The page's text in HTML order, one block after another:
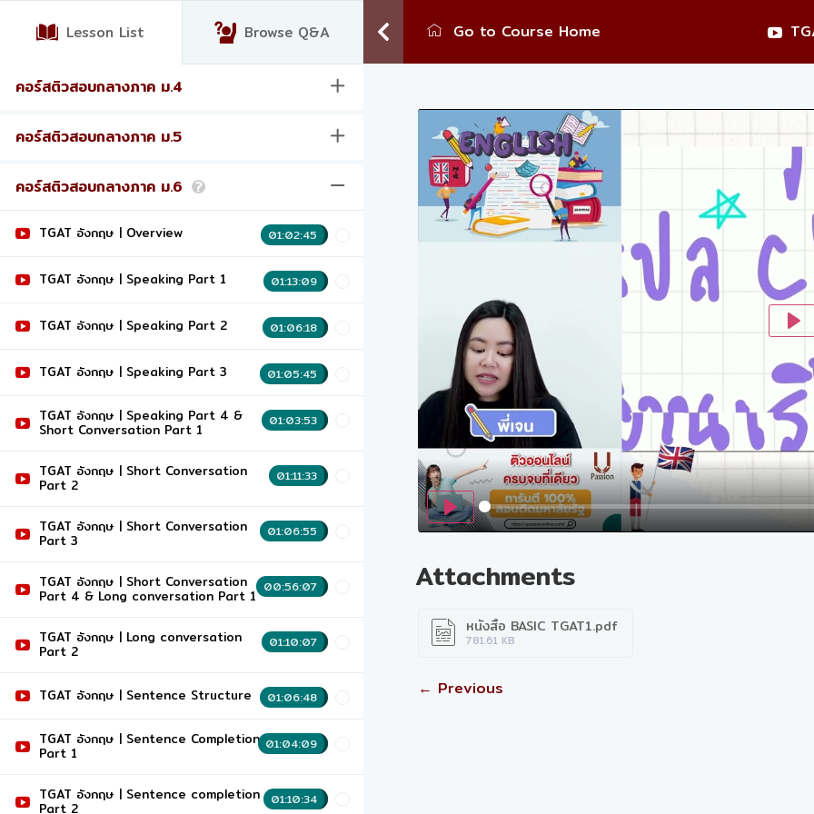
Lesson List Browse Q&A
คอร์สติวสอบกลางภาค ม.4
คอร์สติวสอบกลางภาค ม.5
คอร์สติวสอบกลางภาค ม.6 ?
TGAT อังกฤษ | Overview 01:02:45
TGAT อังกฤษ | Speaking Part 1 01:13:09
TGAT อังกฤษ | Speaking Part 2 01:06:18
TGAT อังกฤษ | Speaking Part 3 01:05:45
TGAT อังกฤษ | Speaking Part 4 &
Short Conversation Part 1
01:03:53
TGAT อังกฤษ | Short Conversation
Part 2
01:11:33
TGAT อังกฤษ | Short Conversation
Part 3
01:06:55
TGAT อังกฤษ | Short Conversation
Part 4 & Long conversation Part 1
00:56:07
TGAT อังกฤษ | Long conversation
Part 2
01:10:07
TGAT อังกฤษ | Sentence Structure 01:06:48
TGAT อังกฤษ | Sentence Completion
Part 1
01:04:09
TGAT อังกฤษ | Sentence completion
Part 2
01:10:34
Go to Course Home
Play
Attachments
หนังสือ BASIC TGAT1.pdf
781.61 KB
← Previous